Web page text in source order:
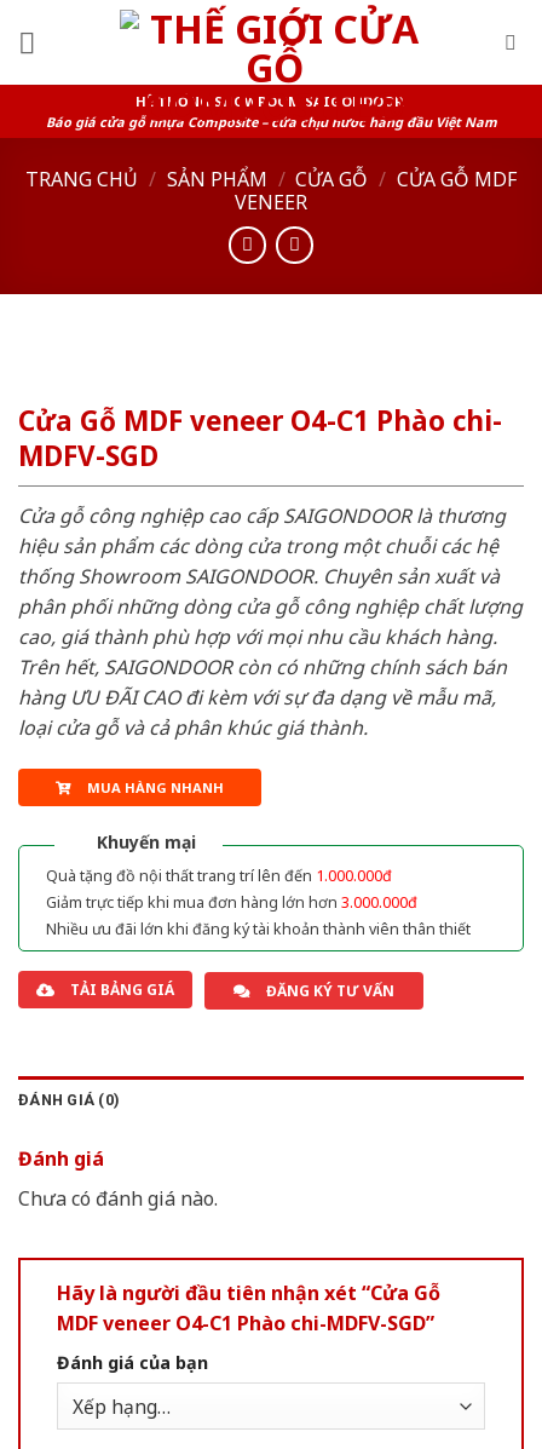
HỆ THỐNG SHOWROOM SAIGONDOOR
Báo giá cửa gỗ nhựa Composite – cửa chịu nước hàng đầu Việt Nam
TRANG CHỦ / SẢN PHẨM / CỬA GỖ / CỬA GỖ MDF
VENEER
Cửa Gỗ MDF veneer O4-C1 Phào chi-
MDFV-SGD
Cửa gỗ công nghiệp cao cấp SAIGONDOOR là thương
hiệu sản phẩm các dòng cửa trong một chuỗi các hệ
thống Showroom SAIGONDOOR. Chuyên sản xuất và
phân phối những dòng cửa gỗ công nghiệp chất lượng
cao, giá thành phù hợp với mọi nhu cầu khách hàng.
Trên hết, SAIGONDOOR còn có những chính sách bán
hàng ƯU ĐÃI CAO đi kèm với sự đa dạng về mẫu mã,
loại cửa gỗ và cả phân khúc giá thành.
MUA HÀNG NHANH
Khuyến mại
Quà tặng đồ nội thất trang trí lên đến 1.000.000đ
Giảm trực tiếp khi mua đơn hàng lớn hơn 3.000.000đ
Nhiều ưu đãi lớn khi đăng ký tài khoản thành viên thân thiết
TẢI BẢNG GIÁ ĐĂNG KÝ TƯ VẤN
ĐÁNH GIÁ (0)
Đánh giá
Chưa có đánh giá nào.
Hãy là người đầu tiên nhận xét “Cửa Gỗ
MDF veneer O4-C1 Phào chi-MDFV-SGD”
Đánh giá của bạn